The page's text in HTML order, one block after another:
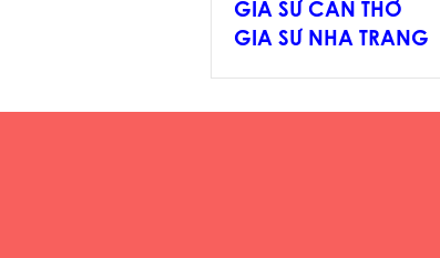
GIA SƯ CẦN THƠ
GIA SƯ NHA TRANG